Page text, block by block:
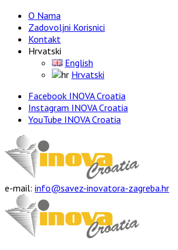
O Nama
Zadovoljni Korisnici
Kontakt
Hrvatski
English
Hrvatski
Facebook INOVA Croatia
Instagram INOVA Croatia
YouTube INOVA Croatia
e-mail: info@savez-inovatora-zagreba.hr